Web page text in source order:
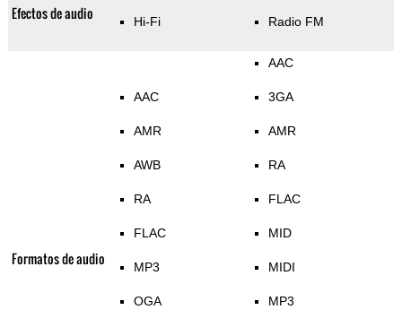
Efectos de audio Hi-Fi Radio FM
Formatos de audio
AAC
AMR
AWB
RA
FLAC
MP3
OGA
AAC
3GA
AMR
RA
FLAC
MID
MIDI
MP3